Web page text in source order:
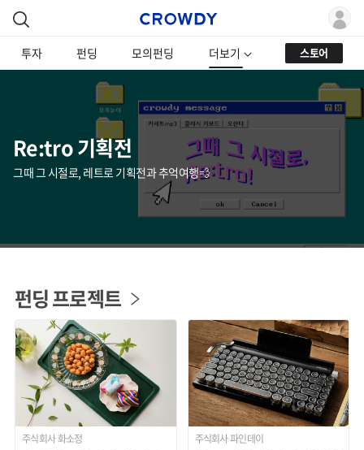
투자 펀딩 모의펀딩 더보기 스토어
Re:tro 기획전
그때 그 시절로, 레트로 기획전과 추억여행💨
펀딩 프로젝트
주식회사 화소정 주식회사 파인데이